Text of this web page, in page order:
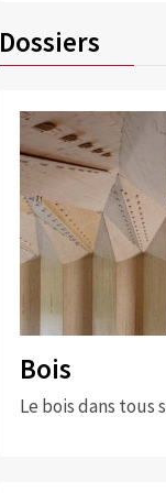
Dossiers
Bois
Le bois dans tous